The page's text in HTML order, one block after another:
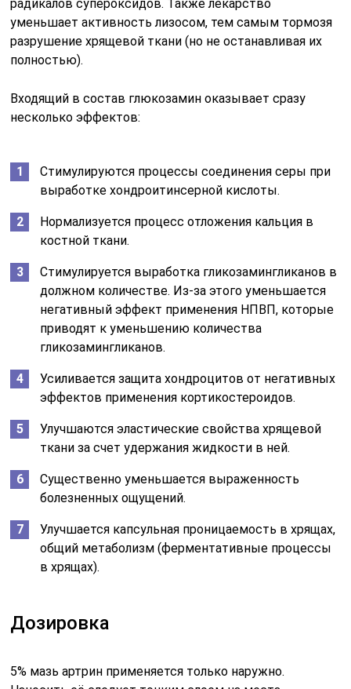
радикалов супероксидов. Также лекарство
уменьшает активность лизосом, тем самым тормозя
разрушение хрящевой ткани (но не останавливая их
полностью).
Входящий в состав глюкозамин оказывает сразу
несколько эффектов:
Стимулируются процессы соединения серы при
выработке хондроитинсерной кислоты.
Нормализуется процесс отложения кальция в
костной ткани.
Стимулируется выработка гликозамингликанов в
должном количестве. Из-за этого уменьшается
негативный эффект применения НПВП, которые
приводят к уменьшению количества
гликозамингликанов.
Усиливается защита хондроцитов от негативных
эффектов применения кортикостероидов.
Улучшаются эластические свойства хрящевой
ткани за счет удержания жидкости в ней.
Существенно уменьшается выраженность
болезненных ощущений.
Улучшается капсульная проницаемость в хрящах,
общий метаболизм (ферментативные процессы
в хрящах).
Дозировка
5% мазь артрин применяется только наружно.